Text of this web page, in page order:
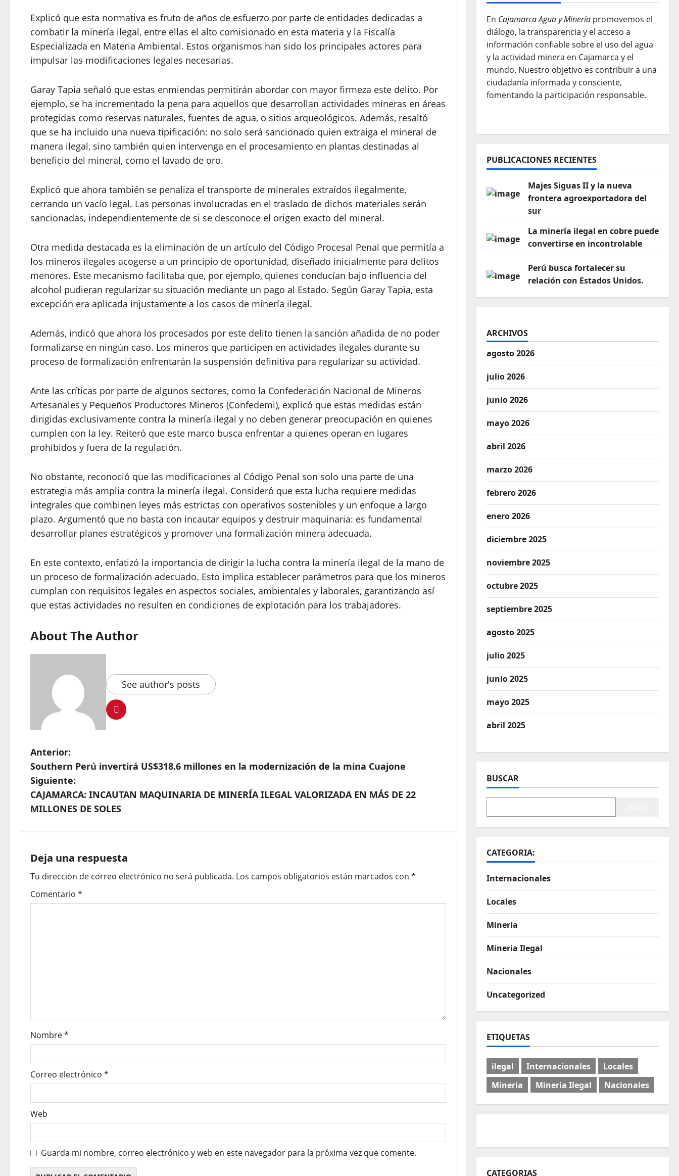
Explicó que esta normativa es fruto de años de esfuerzo por parte de entidades dedicadas a
combatir la minería ilegal, entre ellas el alto comisionado en esta materia y la Fiscalía
Especializada en Materia Ambiental. Estos organismos han sido los principales actores para
impulsar las modificaciones legales necesarias.
Garay Tapia señaló que estas enmiendas permitirán abordar con mayor firmeza este delito. Por
ejemplo, se ha incrementado la pena para aquellos que desarrollan actividades mineras en áreas
protegidas como reservas naturales, fuentes de agua, o sitios arqueológicos. Además, resaltó
que se ha incluido una nueva tipificación: no solo será sancionado quien extraiga el mineral de
manera ilegal, sino también quien intervenga en el procesamiento en plantas destinadas al
beneficio del mineral, como el lavado de oro.
Explicó que ahora también se penaliza el transporte de minerales extraídos ilegalmente,
cerrando un vacío legal. Las personas involucradas en el traslado de dichos materiales serán
sancionadas, independientemente de si se desconoce el origen exacto del mineral.
Otra medida destacada es la eliminación de un artículo del Código Procesal Penal que permitía a
los mineros ilegales acogerse a un principio de oportunidad, diseñado inicialmente para delitos
menores. Este mecanismo facilitaba que, por ejemplo, quienes conducían bajo influencia del
alcohol pudieran regularizar su situación mediante un pago al Estado. Según Garay Tapia, esta
excepción era aplicada injustamente a los casos de minería ilegal.
Además, indicó que ahora los procesados por este delito tienen la sanción añadida de no poder
formalizarse en ningún caso. Los mineros que participen en actividades ilegales durante su
proceso de formalización enfrentarán la suspensión definitiva para regularizar su actividad.
Ante las críticas por parte de algunos sectores, como la Confederación Nacional de Mineros
Artesanales y Pequeños Productores Mineros (Confedemi), explicó que estas medidas están
dirigidas exclusivamente contra la minería ilegal y no deben generar preocupación en quienes
cumplen con la ley. Reiteró que este marco busca enfrentar a quienes operan en lugares
prohibidos y fuera de la regulación.
No obstante, reconoció que las modificaciones al Código Penal son solo una parte de una
estrategia más amplia contra la minería ilegal. Consideró que esta lucha requiere medidas
integrales que combinen leyes más estrictas con operativos sostenibles y un enfoque a largo
plazo. Argumentó que no basta con incautar equipos y destruir maquinaria: es fundamental
desarrollar planes estratégicos y promover una formalización minera adecuada.
En este contexto, enfatizó la importancia de dirigir la lucha contra la minería ilegal de la mano de
un proceso de formalización adecuado. Esto implica establecer parámetros para que los mineros
cumplan con requisitos legales en aspectos sociales, ambientales y laborales, garantizando así
que estas actividades no resulten en condiciones de explotación para los trabajadores.
About The Author
See author's posts
Anterior:
Southern Perú invertirá US$318.6 millones en la modernización de la mina Cuajone
Siguiente:
CAJAMARCA: INCAUTAN MAQUINARIA DE MINERÍA ILEGAL VALORIZADA EN MÁS DE 22
MILLONES DE SOLES
Deja una respuesta
Tu dirección de correo electrónico no será publicada. Los campos obligatorios están marcados con *
Comentario *
Nombre*
Correo electrónico *
Web
Guarda mi nombre, correo electrónico y web en este navegador para la próxima vez que comente.
En Cajamarca Agua y Mineríapromovemos el
diálogo, la transparencia y el acceso a
información confiable sobre el uso del agua
y la actividad minera en Cajamarca y el
mundo. Nuestro objetivo es contribuir a una
ciudadanía informada y consciente,
fomentando la participación responsable.
PUBLICACIONES RECIENTES
Majes Siguas II y la nueva
frontera agroexportadora del
sur
La minería ilegal en cobre puede
convertirse en incontrolable
Perú busca fortalecer su
relación con Estados Unidos.
ARCHIVOS
agosto 2026
julio 2026
junio 2026
mayo 2026
abril 2026
marzo 2026
febrero 2026
enero 2026
diciembre 2025
noviembre 2025
octubre 2025
septiembre 2025
agosto 2025
julio 2025
junio 2025
mayo 2025
abril 2025
BUSCAR
CATEGORIA:
Internacionales
Locales
Mineria
Mineria Ilegal
Nacionales
Uncategorized
ETIQUETAS
ilegal Internacionales
Locales
Mineria
Mineria Ilegal Nacionales
CATEGORIAS